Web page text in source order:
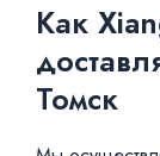
Как
Томск